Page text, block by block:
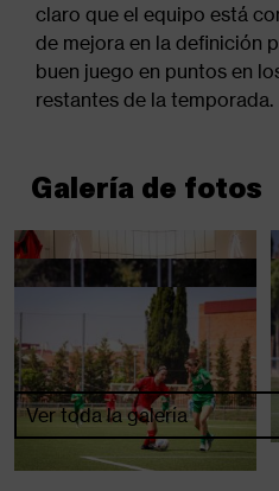
claro que el equipo está
de mejora en la definición
buen juego en puntos en
restantes de la temporada.
Galería de fotos
Ver toda la galería